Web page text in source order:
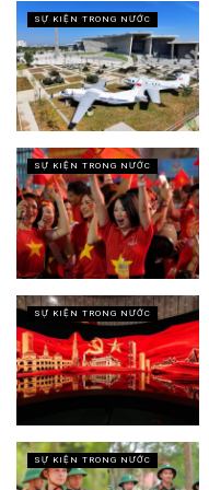
SỰ KIỆN TRONG NƯỚC
SỰ KIỆN TRONG NƯỚC
SỰ KIỆN TRONG NƯỚC
SỰ KIỆN TRONG NƯỚC